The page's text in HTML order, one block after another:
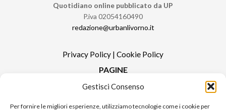
Gestisci Consenso
Per fornire le migliori esperienze, utilizziamo tecnologie come i cookie per
Quotidiano online pubblicato da UP
P.iva 02054160490
redazione@urbanlivorno.it
Privacy Policy | Cookie Policy
PAGINE
Redazione
Contatti